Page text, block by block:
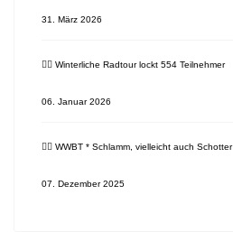
31. März 2026
🚴‍♂️ Winterliche Radtour lockt 554 Teilnehmer
06. Januar 2026
🚴‍♂️ WWBT * Schlamm, vielleicht auch Schotter
07. Dezember 2025